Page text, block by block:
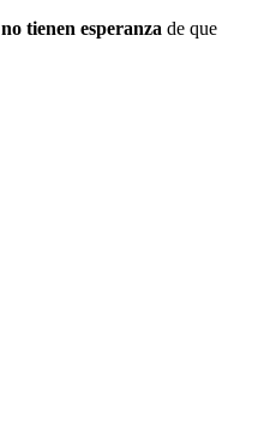
no tienen esperanza de que